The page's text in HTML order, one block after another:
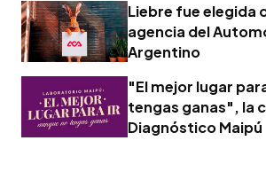
Liebre fue elegida
agencia del
Argentino
"El mejor lugar
tengas ganas", la
Diagnóstico Maipú